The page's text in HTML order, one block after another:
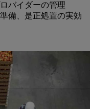
バイダーの管理
備、是正処置の実効